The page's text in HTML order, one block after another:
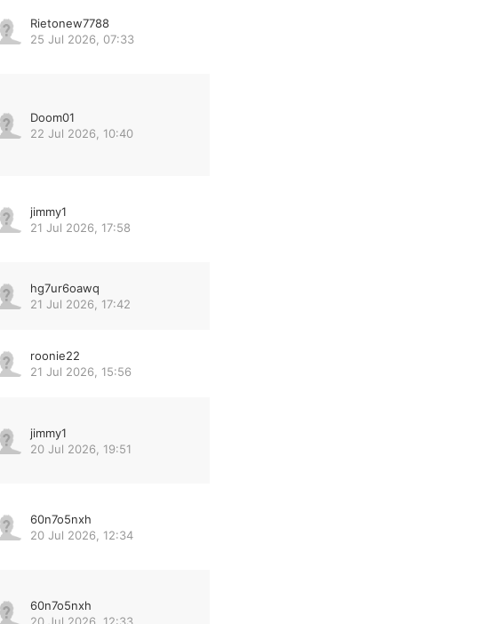
Rietonew7788
25 Jul 2026, 07:33
Doom01
22 Jul 2026, 10:40
jimmy1
21 Jul 2026, 17:58
hg7ur6oawq
21 Jul 2026, 17:42
roonie22
21 Jul 2026, 15:56
jimmy1
20 Jul 2026, 19:51
60n7o5nxh
20 Jul 2026, 12:34
60n7o5nxh